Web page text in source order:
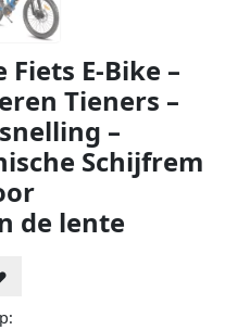
Fiets E-Bike –
Tieners –
–
Schijfrem
de lente